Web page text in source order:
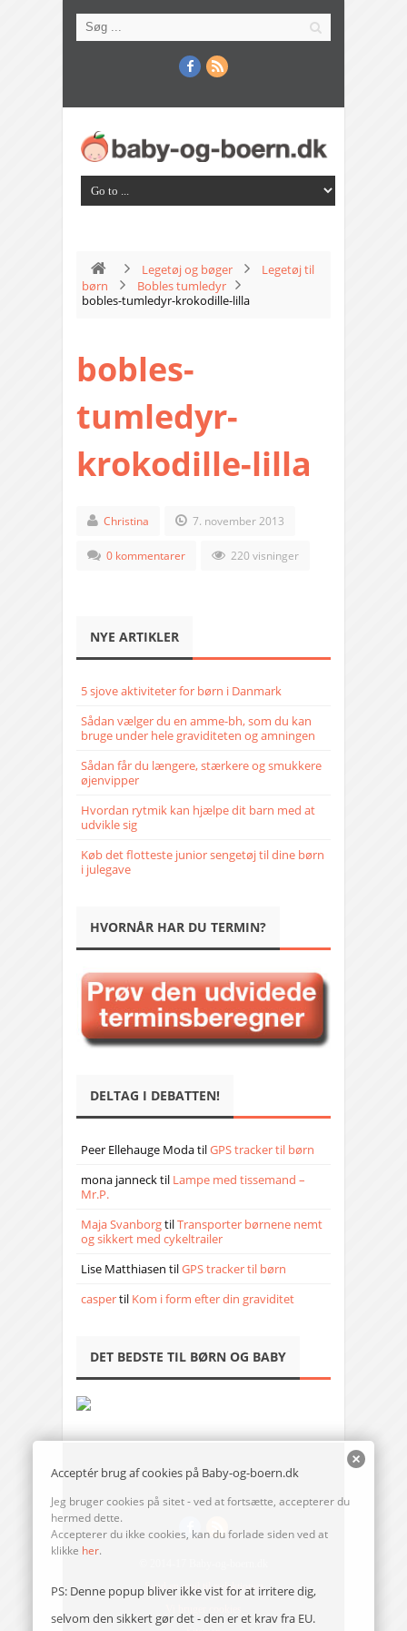
Legetøj og bøger
Legetøj til
børn
Bobles tumledyr
bobles-tumledyr-krokodille-lilla
bobles-
tumledyr-
krokodille-lilla
Christina 7. november 2013
0 kommentarer 220 visninger
NYE ARTIKLER
5 sjove aktiviteter for børn i Danmark
Sådan vælger du en amme-bh, som du kan
bruge under hele graviditeten og amningen
Sådan får du længere, stærkere og smukkere
øjenvipper
Hvordan rytmik kan hjælpe dit barn med at
udvikle sig
Køb det flotteste junior sengetøj til dine børn
i julegave
HVORNÅR HAR DU TERMIN?
DELTAG I DEBATTEN!
Peer Ellehauge ModatilGPS tracker til børn
mona jannecktil Lampe med tissemand –
Mr.P.
Maja SvanborgtilTransporter børnene nemt
og sikkert med cykeltrailer
Lise Matthiasen tilGPS tracker til børn
caspertil Kom i form efter din graviditet
DET BEDSTE TIL BØRN OG BABY
Send en mail til redaktionen
Acceptér brug af cookies på Baby-og-boern.dk
Jeg bruger cookies på sitet - ved at fortsætte, accepterer du
hermed dette.
Accepterer du ikke cookies, kan du forlade siden ved at
klikke her.
PS: Denne popup bliver ikke vist for at irritere dig,
selvom den sikkert gør det - den er et krav fra EU.